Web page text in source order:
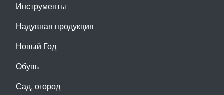
Инструменты
Надувная продукция
Новый Год
Обувь
Сад, огород